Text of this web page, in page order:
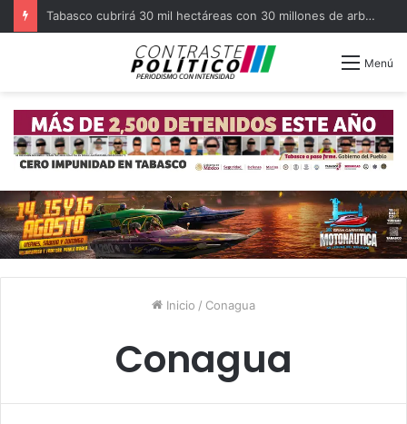
Pide ISSSTE detectar a tiempo el cáncer cervicouterino
Menú
Inicio / Conagua
Conagua